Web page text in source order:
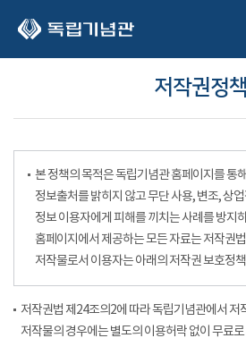
저작권정책
본 정책의 목적은 독립기념관 홈페이지를 통
정보출처를 밝히지 않고 무단 사용, 변조, 상
정보 이용자에게 피해를 끼치는 사례를 방지
홈페이지에서 제공하는 모든 자료는 저작권
저작물로서 이용자는 아래의 저작권 보호정
저작권법 제24조의2에 따라 독립기념관에서 저
저작물의 경우에는 별도의 이용허락 없이 무료